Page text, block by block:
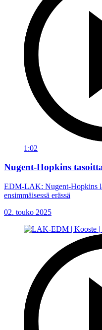
1:02
Nugent-Hopkins
EDM-LAK: Nugent-Hopkins
ensimmäisessä erässä
02. touko 2025